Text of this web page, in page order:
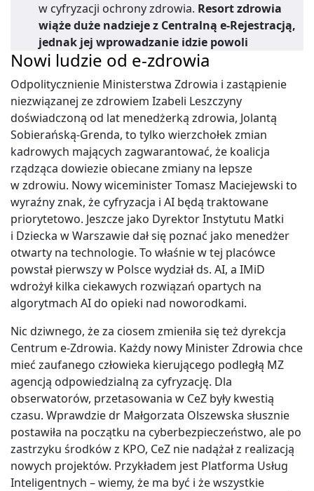
w cyfryzacji ochrony zdrowia. Resort zdrowia
wiąże duże nadzieje z Centralną e-Rejestracją,
jednak jej wprowadzanie idzie powoli
Nowi ludzie od e-zdrowia
Odpolitycznienie Ministerstwa Zdrowia i zastąpienie
niezwiązanej ze zdrowiem Izabeli Leszczyny
doświadczoną od lat menedżerką zdrowia, Jolantą
Sobierańską-Grenda, to tylko wierzchołek zmian
kadrowych mających zagwarantować, że koalicja
rządząca dowiezie obiecane zmiany na lepsze
w zdrowiu. Nowy wiceminister Tomasz Maciejewski to
wyraźny znak, że cyfryzacja i AI będą traktowane
priorytetowo. Jeszcze jako Dyrektor Instytutu Matki
i Dziecka w Warszawie dał się poznać jako menedżer
otwarty na technologie. To właśnie w tej placówce
powstał pierwszy w Polsce wydział ds. AI, a IMiD
wdrożył kilka ciekawych rozwiązań opartych na
algorytmach AI do opieki nad noworodkami.
Nic dziwnego, że za ciosem zmieniła się też dyrekcja
Centrum e-Zdrowia. Każdy nowy Minister Zdrowia chce
mieć zaufanego człowieka kierującego podległą MZ
agencją odpowiedzialną za cyfryzację. Dla
obserwatorów, przetasowania w CeZ były kwestią
czasu. Wprawdzie dr Małgorzata Olszewska słusznie
postawiła na początku na cyberbezpieczeństwo, ale po
zastrzyku środków z KPO, CeZ nie nadążał z realizacją
nowych projektów. Przykładem jest Platforma Usług
Inteligentnych – wiemy, że ma być i że wszystkie